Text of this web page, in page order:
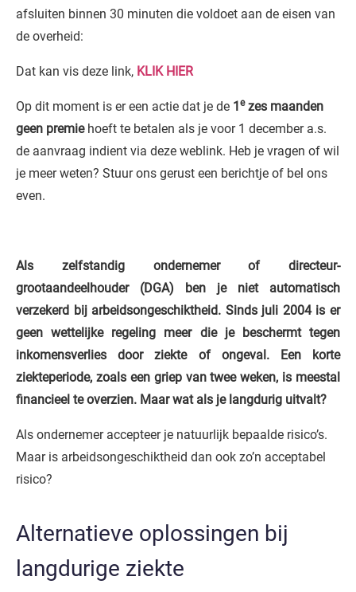
afsluiten binnen 30 minuten die voldoet aan de eisen van
de overheid:
Dat kan vis deze link, KLIK HIER
Op dit moment is er een actie dat je de 1ezes maanden
geen premiehoeft te betalen als je voor 1 december a.s.
de aanvraag indient via deze weblink. Heb je vragen of wil
je meer weten? Stuur ons gerust een berichtje of bel ons
even.
Als zelfstandig ondernemer of directeur-
grootaandeelhouder (DGA) ben je niet automatisch
verzekerd bij arbeidsongeschiktheid. Sinds juli 2004 is er
geen wettelijke regeling meer die je beschermt tegen
inkomensverlies door ziekte of ongeval. Een korte
ziekteperiode, zoals een griep van twee weken, is meestal
financieel te overzien. Maar wat als je langdurig uitvalt?
Als ondernemer accepteer je natuurlijk bepaalde risico’s.
Maar is arbeidsongeschiktheid dan ook zo’n acceptabel
risico?
Alternatieve oplossingen bij
langdurige ziekte